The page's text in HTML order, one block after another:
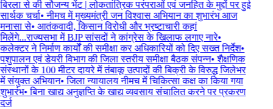
से की सौजन्य भेंट | लोकतांत्रिक परंपराओं एवं जनहित के मुद्दों पर हुई
चर्चा• नीमच में मुख्यमंत्री जन विश्वास अभियान का शुभारंभ आज
से• आतंकवादी, किसान विरोधी और भ्रष्टाचारी कहां
में BJP सांसदों ने कांग्रेस के खिलाफ लगाए नारे•
ने निर्माण कार्यों की समीक्षा कर अधिकारियों को दिए सख्त निर्देश•
एवं डेयरी विभाग की जिला स्तरीय समीक्षा बैठक संपन्न• शैक्षणिक
के 100 मीटर दायरे में तंबाकू उत्पादों की बिक्री के विरुद्ध जिलेभर
संयुक्त अभियान• जिला न्यायालय नीमच में चिकित्सा कक्ष का किया गया
• बिना खाद्य अनुज्ञप्ति के खाद्य व्यवसाय संचालित करने पर प्रकरण